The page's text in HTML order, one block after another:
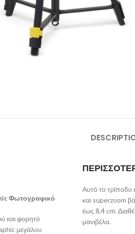
Φωτογραφικό
και φορητό
μεγάλου
Αυτό το τρίποδο
και superzoom
έως 8,4 cm.
μανιβέλα.